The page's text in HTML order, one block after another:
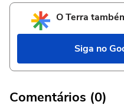
O Terra
Siga no
Comentários (0)